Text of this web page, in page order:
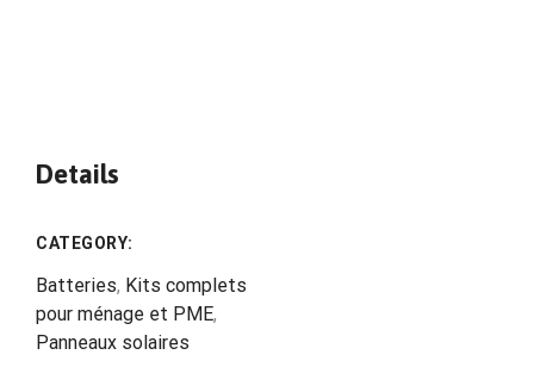
Details
CATEGORY:
Batteries, Kits complets
pour ménage et PME,
Panneaux solaires